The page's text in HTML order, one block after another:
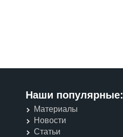
Наши популярные:
Материалы
Новости
Статьи